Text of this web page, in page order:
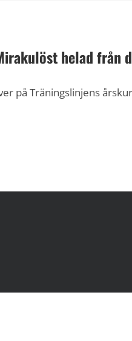
helad från
på Träningslinjens